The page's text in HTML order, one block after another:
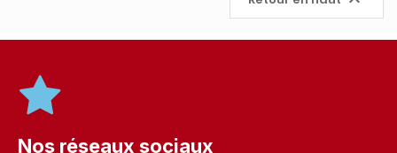
Nos réseaux sociaux